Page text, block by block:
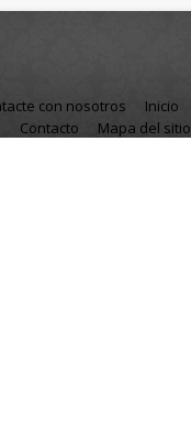
con nosotros Inicio
Contacto
Mapa del sitio